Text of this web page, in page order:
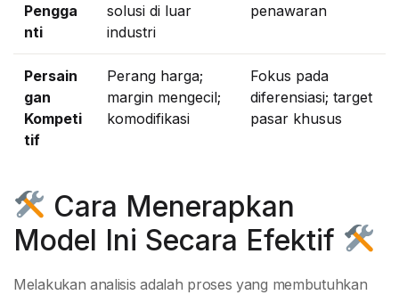
Pengga
nti
solusi di luar
industri
penawaran
Persain
gan
Kompeti
tif
Perang harga;
margin mengecil;
komodifikasi
Fokus pada
diferensiasi; target
pasar khusus
Cara Menerapkan
Model Ini Secara Efektif
Melakukan analisis adalah proses yang membutuhkan